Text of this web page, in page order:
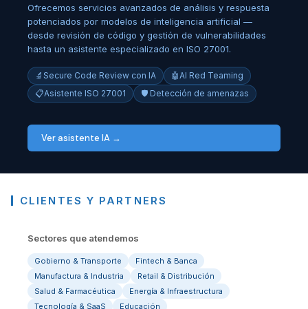
Ofrecemos servicios avanzados de análisis y respuesta
potenciados por modelos de inteligencia artificial —
desde revisión de código y gestión de vulnerabilidades
hasta un asistente especializado en ISO 27001.
🔬 Secure Code Review con IA 🤖 AI Red Teaming
📋Asistente ISO 27001 🛡️ Detección de amenazas
Ver asistente IA →
CLIENTES Y PARTNERS
Sectores que atendemos
Gobierno & Transporte
Fintech & Banca
Manufactura & Industria
Retail & Distribución
Salud & Farmacéutica
Energía & Infraestructura
Tecnología & SaaS
Educación